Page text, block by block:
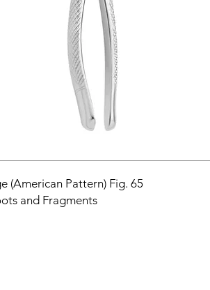
(American Pattern) Fig. 65
and Fragments